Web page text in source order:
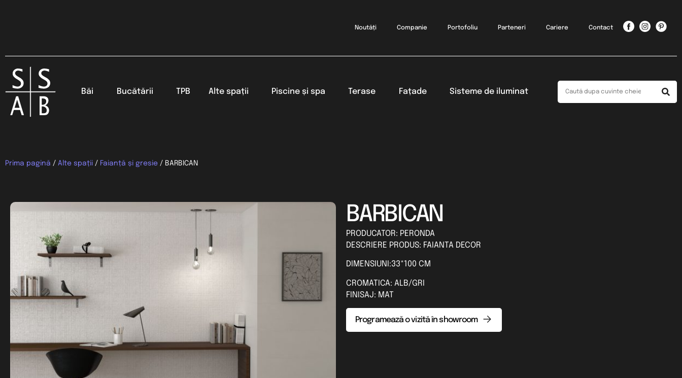
Noutăți Companie Portofoliu Parteneri Cariere Contact
Băi Bucătării TPB Alte spații Piscine și spa Terase Fațade Sisteme de iluminat
Prima pagină / Alte spații / Faianță și gresie / BARBICAN
BARBICAN
PRODUCATOR: PERONDA
DESCRIERE PRODUS: FAIANTA DECOR
DIMENSIUNI:33*100 CM
CROMATICA: ALB/GRI
FINISAJ: MAT
Programează o vizită în showroom